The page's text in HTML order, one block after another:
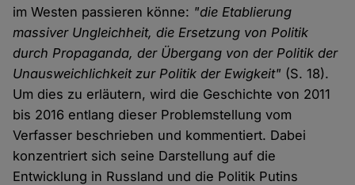
im Westen passieren könne: "die Etablierung
massiver Ungleichheit, die Ersetzung von Politik
durch Propaganda, der Übergang von der Politik der
Unausweichlichkeit zur Politik der Ewigkeit" (S. 18).
Um dies zu erläutern, wird die Geschichte von 2011
bis 2016 entlang dieser Problemstellung vom
Verfasser beschrieben und kommentiert. Dabei
konzentriert sich seine Darstellung auf die
Entwicklung in Russland und die Politik Putins